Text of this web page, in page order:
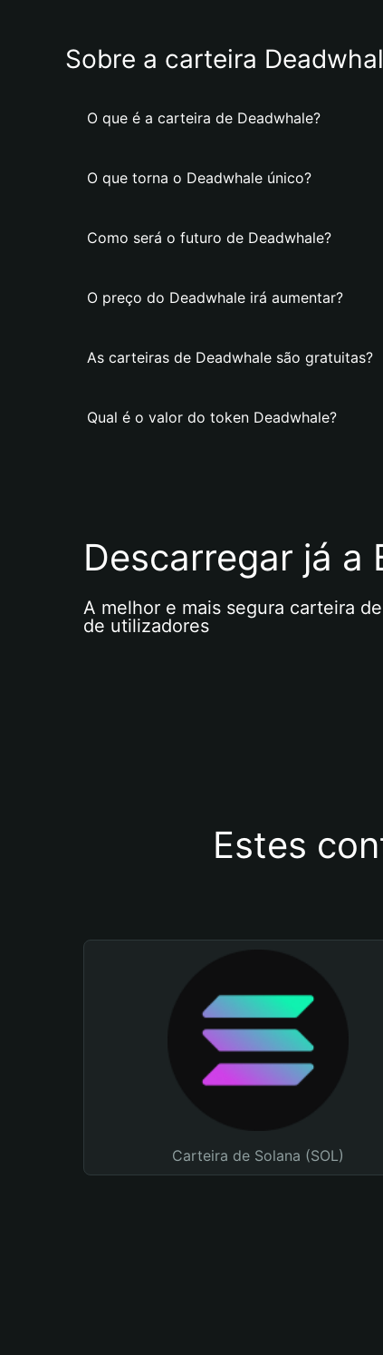
Sobre a carteira
O que é a carteira de Deadwhale?
O que torna o Deadwhale único?
Como será o futuro de Deadwhale?
O preço do Deadwhale irá aumentar?
As carteiras de Deadwhale são gratuitas?
Qual é o valor do token Deadwhale?
Descarregar já a
A melhor e mais segura carteira
de utilizadores
Estes
Carteira de Solana (SOL)